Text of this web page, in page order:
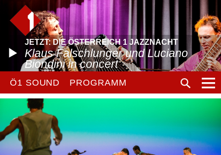
JETZT: DIE ÖSTERREICH 1 JAZZNACHT
Klaus Falschlunger und Luciano
Biondini in concert
Ö1 SOUND PROGRAMM